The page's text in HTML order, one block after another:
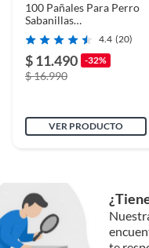
100 Pañales Para Perro
Sabanillas
Entrenamiento De
Carbón 45x60cm
4.4 (20)
$ 11.490 -32%
$ 16.990
VER PRODUCTO